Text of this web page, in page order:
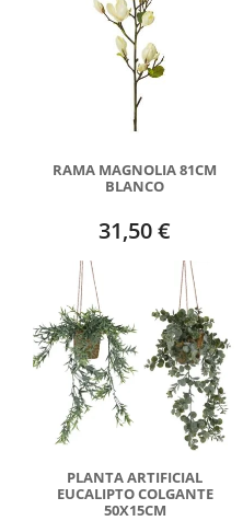
RAMA MAGNOLIA 81CM
BLANCO
31,50 €
PLANTA ARTIFICIAL
EUCALIPTO COLGANTE
50X15CM